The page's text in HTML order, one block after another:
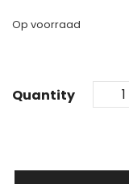
Op voorraad
Quantity